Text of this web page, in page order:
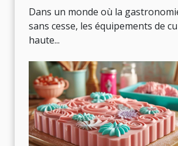
haute technologie
Dans un monde où la
sans cesse, les équipements de
haute...